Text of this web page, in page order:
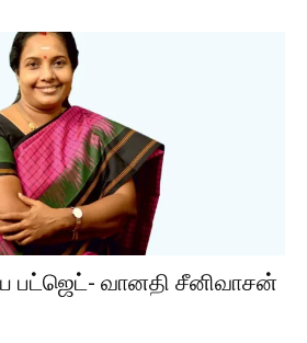
பட்ஜெட்- வானதி சீனிவாசன்